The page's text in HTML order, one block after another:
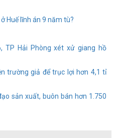
Huế lĩnh án 9 năm tù?
TP Hải Phòng xét xử giang hồ
trường giả để trục lợi hơn 4,1 tỉ
sản xuất, buôn bán hơn 1.750